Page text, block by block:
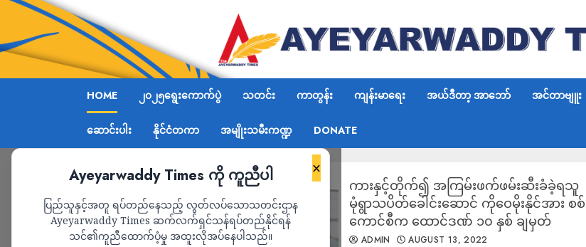
HOME ၂၀၂၅ရွေးကောက်ပွဲ သတင်း ကာတွန်း ကျန်းမာရေး အယ်ဒီတာ့ အာဘော် အင်တာဗျူး
ဆောင်းပါး နိုင်ငံတကာ အမျိုးသမီးကဏ္ဍ DONATE
×
Ayeyarwaddy Times ကို ကူညီပါ
ပြည်သူနှင့်အတူ ရပ်တည်နေသည့် လွတ်လပ်သောသတင်းဌာန
Ayeyarwaddy Times ဆက်လက်ရှင်သန်ရပ်တည်နိုင်ရန်
သင်၏ကူညီထောက်ပံ့မှု အထူးလိုအပ်နေပါသည်။
ကားနှင့်တိုက်၍ အကြမ်းဖက်ဖမ်းဆီးခံခဲ့ရသူ
မုံရွာသပိတ်ခေါင်းဆောင် ကိုဝေမိုးနိုင်အား စစ်
ကောင်စီက ထောင်ဒဏ် ၁၀ နှစ် ချမှတ်
ADMIN AUGUST 13, 2022